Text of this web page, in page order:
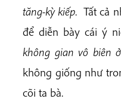
tăng-kỳ kiếp. Tất cả
để diễn bày cái ý
không gian vô biên
không giống như
cõi ta bà.